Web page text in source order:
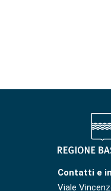
Contatti e
Viale